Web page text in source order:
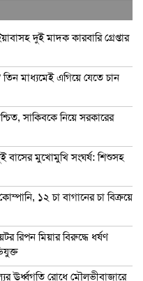
দুই মাদক কারবারি গ্রেপ্তার
তিন মাধ্যমেই এগিয়ে যেতে চান
সাকিবকে নিয়ে সরকারের
বাসের মুখোমুখি সংঘর্ষ: শিশুসহ
১২ চা বাগানের চা বিক্রয়ে
রিপন মিয়ার বিরুদ্ধে ধর্ষণ
ঊর্ধ্বগতি রোধে মৌলভীবাজারে